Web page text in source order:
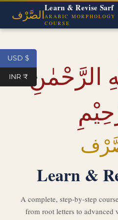
USD $
INR ₹